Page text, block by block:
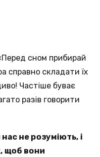
сном прибирай
справно складати їх
Частіше буває
разів говорити
не розуміють, і
щоб вони